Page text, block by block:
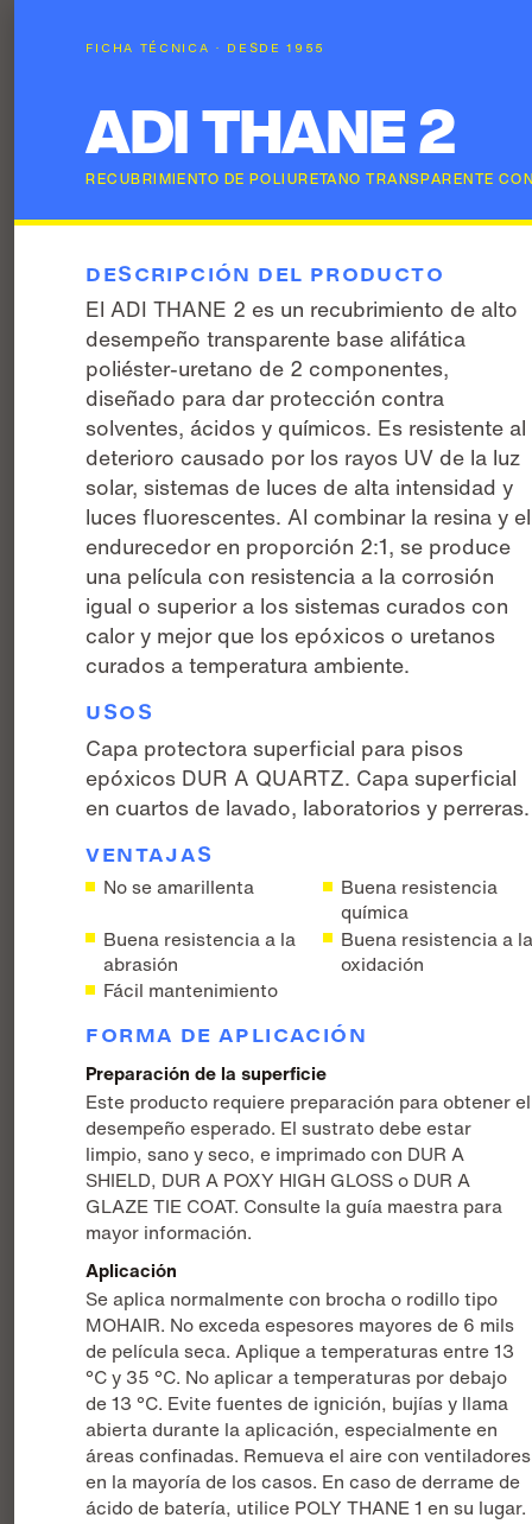
FICHA TÉCNICA · DESDE 1955
ADI THANE 2
RECUBRIMIENTO DE POLIURETANO TRANSPARENTE
DESCRIPCIÓN DEL PRODUCTO
El ADI THANE 2 es un recubrimiento de alto
desempeño transparente base alifática
poliéster-uretano de 2 componentes,
diseñado para dar protección contra
solventes, ácidos y químicos. Es resistente al
deterioro causado por los rayos UV de la luz
solar, sistemas de luces de alta intensidad y
luces fluorescentes. Al combinar la resina y el
endurecedor en proporción 2:1, se produce
una película con resistencia a la corrosión
igual o superior a los sistemas curados con
calor y mejor que los epóxicos o uretanos
curados a temperatura ambiente.
USOS
Capa protectora superficial para pisos
epóxicos DUR A QUARTZ. Capa superficial
en cuartos de lavado, laboratorios y perreras.
VENTAJAS
No se amarillenta
Buena resistencia
química
Buena resistencia a la
abrasión
Buena resistencia a la
oxidación
Fácil mantenimiento
FORMA DE APLICACIÓN
Preparación de la superficie
Este producto requiere preparación para obtener el
desempeño esperado. El sustrato debe estar
limpio, sano y seco, e imprimado con DUR A
SHIELD, DUR A POXY HIGH GLOSS o DUR A
GLAZE TIE COAT. Consulte la guía maestra para
mayor información.
Aplicación
Se aplica normalmente con brocha o rodillo tipo
MOHAIR. No exceda espesores mayores de 6 mils
de película seca. Aplique a temperaturas entre 13
°C y 35 °C. No aplicar a temperaturas por debajo
de 13 °C. Evite fuentes de ignición, bujías y llama
abierta durante la aplicación, especialmente en
áreas confinadas. Remueva el aire con ventiladores
en la mayoría de los casos. En caso de derrame de
ácido de batería, utilice POLY THANE 1 en su lugar.